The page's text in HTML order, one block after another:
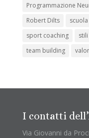
Programmazione
Robert Dilts
scuola
sport coaching
team building
I contatti
Via Giovanni da